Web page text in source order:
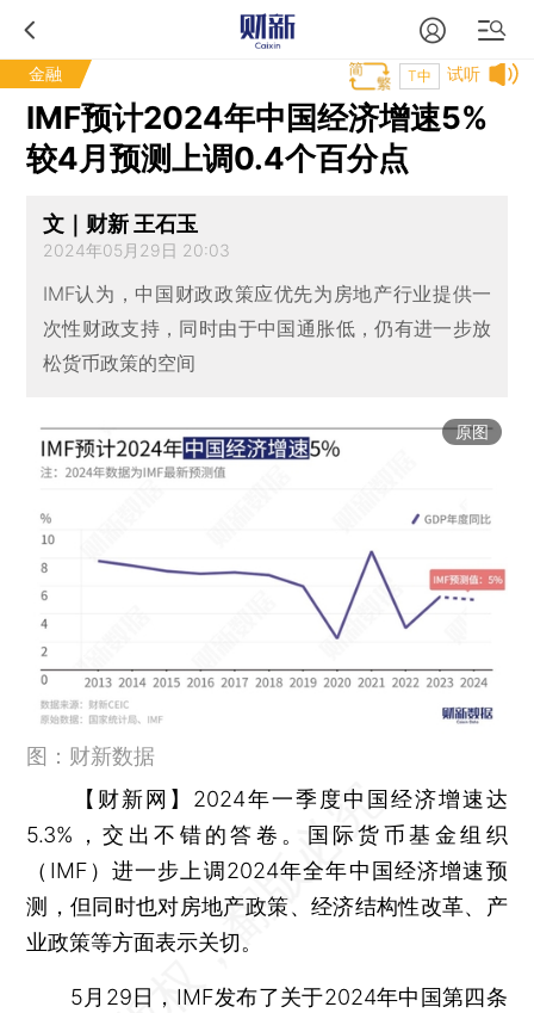
金融 试听
T中
IMF预计2024年中国经济增速5%
较4月预测上调0.4个百分点
文｜财新 王石玉
2024年05月29日 20:03
IMF认为，中国财政政策应优先为房地产行业提供一
次性财政支持，同时由于中国通胀低，仍有进一步放
松货币政策的空间
原图
图：财新数据
【财新网】 2024年一季度中国经济增速达
5.3%，交出不错的答卷。国际货币基金组织
（IMF）进一步上调2024年全年中国经济增速预
测，但同时也对房地产政策、经济结构性改革、产
业政策等方面表示关切。
5月29日，IMF发布了关于2024年中国第四条